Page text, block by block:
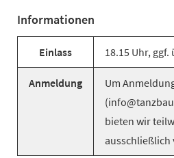
Informationen
Einlass 18.15 Uhr,
Anmeldung
Um
bieten wir
ausschließlich